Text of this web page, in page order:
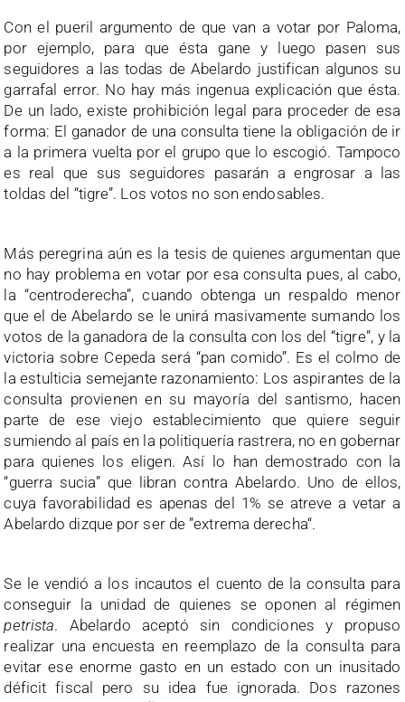
Con el pueril argumento de que van a votar por Paloma,
por ejemplo, para que ésta gane y luego pasen sus
seguidores a las todas de Abelardo justifican algunos su
garrafal error. No hay más ingenua explicación que ésta.
De un lado, existe prohibición legal para proceder de esa
forma: El ganador de una consulta tiene la obligación de ir
a la primera vuelta por el grupo que lo escogió. Tampoco
es real que sus seguidores pasarán a engrosar a las
toldas del “tigre”. Los votos no son endosables.
Más peregrina aún es la tesis de quienes argumentan que
no hay problema en votar por esa consulta pues, al cabo,
la “centroderecha”, cuando obtenga un respaldo menor
que el de Abelardo se le unirá masivamente sumando los
votos de la ganadora de la consulta con los del “tigre”, y la
victoria sobre Cepeda será “pan comido”. Es el colmo de
la estulticia semejante razonamiento: Los aspirantes de la
consulta provienen en su mayoría del santismo, hacen
parte de ese viejo establecimiento que quiere seguir
sumiendo al país en la politiquería rastrera, no en gobernar
para quienes los eligen. Así lo han demostrado con la
“guerra sucia” que libran contra Abelardo. Uno de ellos,
cuya favorabilidad es apenas del 1% se atreve a vetar a
Abelardo dizque por ser de ”extrema derecha“.
Se le vendió a los incautos el cuento de la consulta para
conseguir la unidad de quienes se oponen al régimen
petrista. Abelardo aceptó sin condiciones y propuso
realizar una encuesta en reemplazo de la consulta para
evitar ese enorme gasto en un estado con un inusitado
déficit fiscal pero su idea fue ignorada. Dos razones